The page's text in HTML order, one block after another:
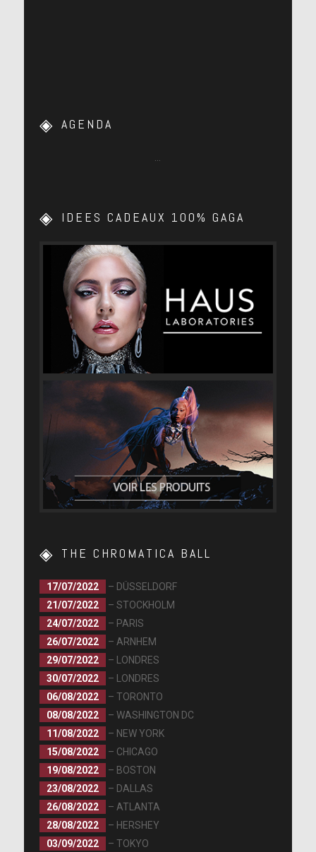
https://bit.ly/3qzLoIo
AGENDA
IDEES CADEAUX 100% GAGA
THE CHROMATICA BALL
17/07/2022
– DÜSSELDORF
21/07/2022
– STOCKHOLM
24/07/2022
– PARIS
26/07/2022
– ARNHEM
29/07/2022
– LONDRES
30/07/2022
– LONDRES
06/08/2022
– TORONTO
08/08/2022
– WASHINGTON DC
11/08/2022
– NEW YORK
15/08/2022
– CHICAGO
19/08/2022
– BOSTON
23/08/2022
– DALLAS
26/08/2022
– ATLANTA
28/08/2022
– HERSHEY
03/09/2022
– TOKYO